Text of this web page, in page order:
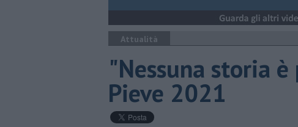
Attualità
"Nessuna storia
Pieve 2021